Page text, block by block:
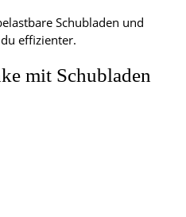
Schubladen und
effizienter.
mit Schubladen